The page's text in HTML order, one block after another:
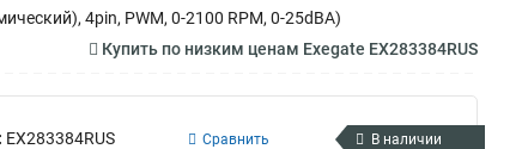
4pin, PWM, 0-2100 RPM, 0-25dBA)
Купить по низким ценам Exegate EX283384RUS
EX283384RUS Сравнить В наличии